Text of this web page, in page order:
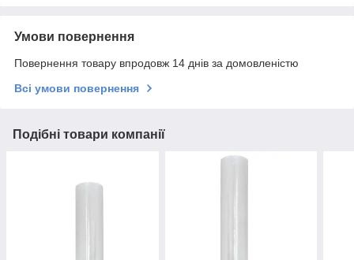
Умови повернення
Повернення товару впродовж 14 днів за домовленістю
Всі умови повернення
Подібні товари компанії